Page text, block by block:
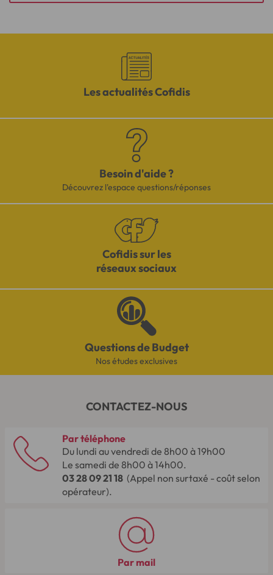
Les actualités Cofidis
Besoin d'aide ?
Découvrez l'espace questions/réponses
Cofidis sur les
réseaux sociaux
Questions de Budget
Nos études exclusives
CONTACTEZ-NOUS
Par téléphone
Du lundi au vendredi de 8h00 à 19h00
Le samedi de 8h00 à 14h00.
03 28 09 21 18 (Appel non surtaxé - coût selon
opérateur).
Par mail